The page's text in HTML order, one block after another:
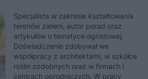
Specjalista w zakresie kształtowania
terenów zieleni, autor porad oraz
artykułów o tematyce ogrodowej.
Doświadczenie zdobywał we
współpracy z architektami, w szkółce
roślin ozdobnych oraz w firmach i
centrach ogrodniczych. W pracy